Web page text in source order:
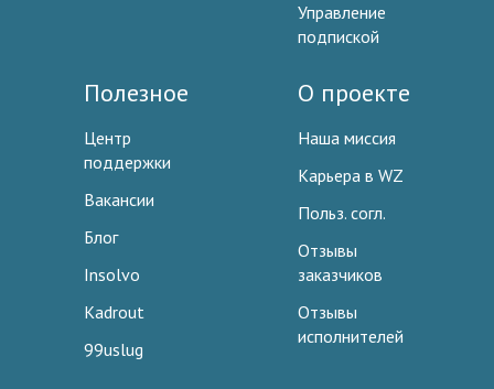
Управление
подпиской
Полезное
Центр
поддержки
Вакансии
Блог
Insolvo
Kadrout
99uslug
О проекте
Наша миссия
Карьера в WZ
Польз. согл.
Отзывы
заказчиков
Отзывы
исполнителей